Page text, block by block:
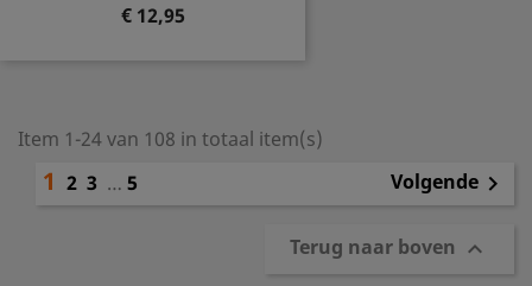
Prijs
€ 12,95
Item 1-24 van 108 in totaal item(s)
1 2 3 … 5 Volgende 
Terug naar boven 